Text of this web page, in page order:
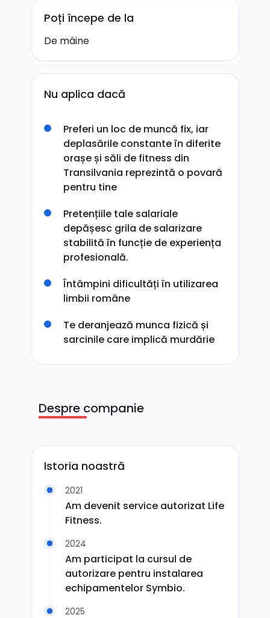
Poți începe de la
De mâine
Nu aplica dacă
Preferi un loc de muncă fix, iar
deplasările constante în diferite
orașe și săli de fitness din
Transilvania reprezintă o povară
pentru tine
Pretențiile tale salariale
depășesc grila de salarizare
stabilită în funcție de experiența
profesională.
Întâmpini dificultăți în utilizarea
limbii române
Te deranjează munca fizică și
sarcinile care implică murdărie
Despre companie
Istoria noastră
2021
Am devenit service autorizat Life
Fitness.
2024
Am participat la cursul de
autorizare pentru instalarea
echipamentelor Symbio.
2025